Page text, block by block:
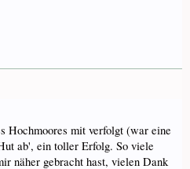
Hochmoores mit verfolgt (war eine
ab', ein toller Erfolg. So viele
näher gebracht hast, vielen Dank